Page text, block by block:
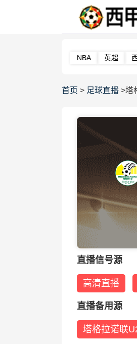
NBA 英超
首页 > 足球直播 >塔
直播信号源
高清直播
直播备用源
塔格拉诺联